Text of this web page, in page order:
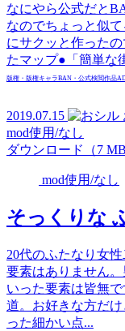
なにやら公式だと
なのでちょっと似
にサクッと作った
たマップ●「簡単な
版権・版権キャラBAN・公式検閲作品
2019.07.15
mod使用/なし
ダウンロード（7 MB
mod使用/なし
そっくりな
20代のふたなり女
要素はありません
いった要素は皆無
道。お好きな方だ
った細かい点...